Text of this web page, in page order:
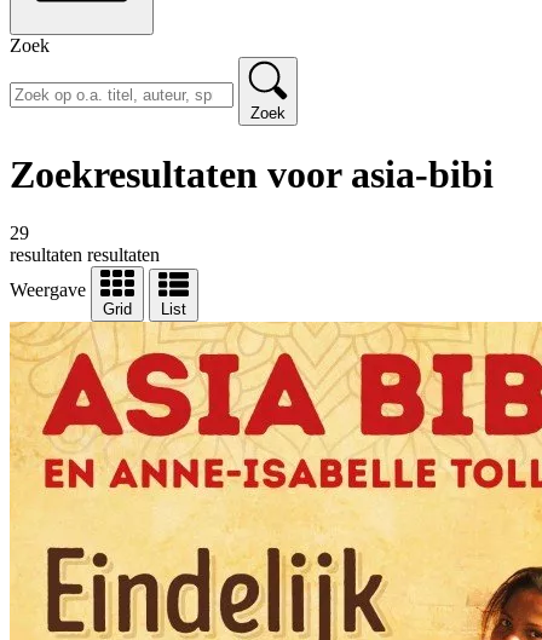
Zoek
Zoek
Zoekresultaten voor asia-bibi
29
resultaten resultaten
Weergave
Grid List